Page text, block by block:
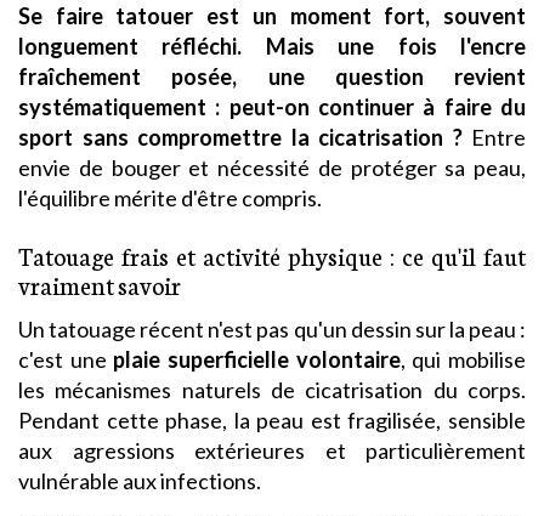
Se faire tatouer est un moment fort, souvent
longuement réfléchi. Mais une fois l'encre
fraîchement posée, une question revient
systématiquement : peut-on continuer à faire du
sport sans compromettre la cicatrisation ?Entre
envie de bouger et nécessité de protéger sa peau,
l'équilibre mérite d'être compris.
Tatouage frais et activité physique : ce qu'il faut
vraiment savoir
Un tatouage récent n'est pas qu'un dessin sur la peau :
c'est une plaie superficielle volontaire, qui mobilise
les mécanismes naturels de cicatrisation du corps.
Pendant cette phase, la peau est fragilisée, sensible
aux agressions extérieures et particulièrement
vulnérable aux infections.